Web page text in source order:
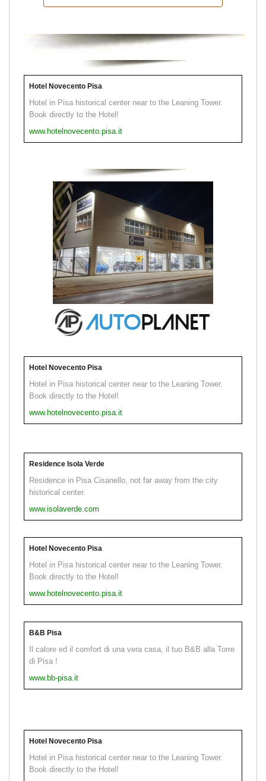
Hotel Novecento Pisa
Hotel in Pisa historical center near to the Leaning Tower.
Book directly to the Hotel!
www.hotelnovecento.pisa.it
Hotel Novecento Pisa
Hotel in Pisa historical center near to the Leaning Tower.
Book directly to the Hotel!
www.hotelnovecento.pisa.it
Residence Isola Verde
Residence in Pisa Cisanello, not far away from the city
historical center.
www.isolaverde.com
Hotel Novecento Pisa
Hotel in Pisa historical center near to the Leaning Tower.
Book directly to the Hotel!
www.hotelnovecento.pisa.it
B&B Pisa
Il calore ed il comfort di una vera casa, il tuo B&B alla Torre
di Pisa !
www.bb-pisa.it
Hotel Novecento Pisa
Hotel in Pisa historical center near to the Leaning Tower.
Book directly to the Hotel!